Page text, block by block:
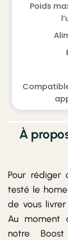
Poids
À
Pour rédiger
testé le
de vous livrer
Au moment
notre